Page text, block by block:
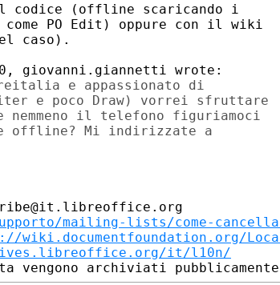
(offline scaricando i
PO Edit) oppure con il wiki
caso).
e appassionato di
e poco Draw) vorrei sfruttare
nemmeno il telefono figuriamoci
offline? Mi indirizzate a
mailing-lists/come-
wiki.documentfoundation.org/
it/l10n/